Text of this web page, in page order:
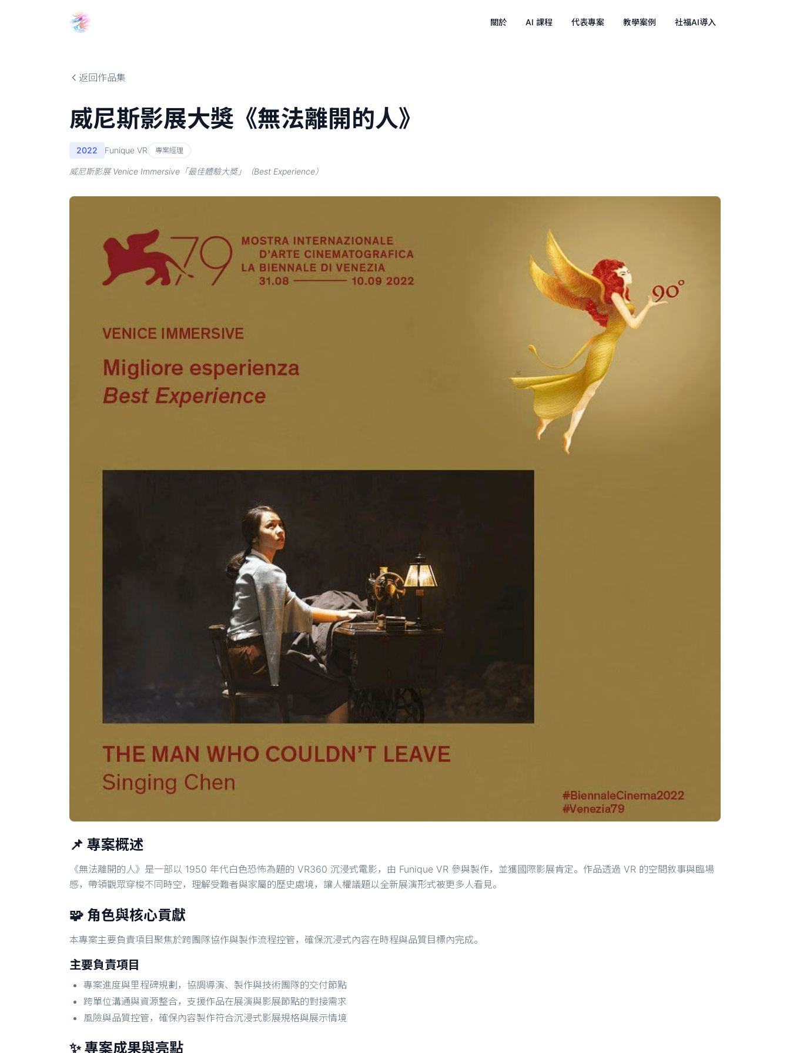
關於 AI 課程 代表專案 教學案例 社福AI導入
返回作品集
威尼斯影展大獎《無法離開的人》
2022 Funique VR 專案經理
威尼斯影展 Venice Immersive「最佳體驗大獎」（Best Experience）
📌 專案概述
《無法離開的人》是一部以 1950 年代白色恐怖為題的 VR360 沉浸式電影，由 Funique VR 參與製作，並獲國際影展肯定。作品透過 VR 的空間敘事與臨場
感，帶領觀眾穿梭不同時空，理解受難者與家屬的歷史處境，讓人權議題以全新展演形式被更多人看見。
🧩 角色與核心貢獻
本專案主要負責項目聚焦於跨團隊協作與製作流程控管，確保沉浸式內容在時程與品質目標內完成。
主要負責項目
專案進度與里程碑規劃，協調導演、製作與技術團隊的交付節點
跨單位溝通與資源整合，支援作品在展演與影展節點的對接需求
風險與品質控管，確保內容製作符合沉浸式影展規格與展示情境
✨ 專案成果與亮點